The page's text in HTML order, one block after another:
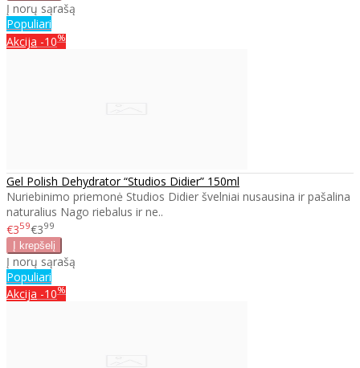
Į norų sąrašą
Populiari
Akcija -10%
Gel Polish Dehydrator “Studios Didier” 150ml
Nuriebinimo priemonė Studios Didier švelniai nusausina ir pašalina
naturalius Nago riebalus ir ne..
€359€399
Į norų sąrašą
Populiari
Akcija -10%